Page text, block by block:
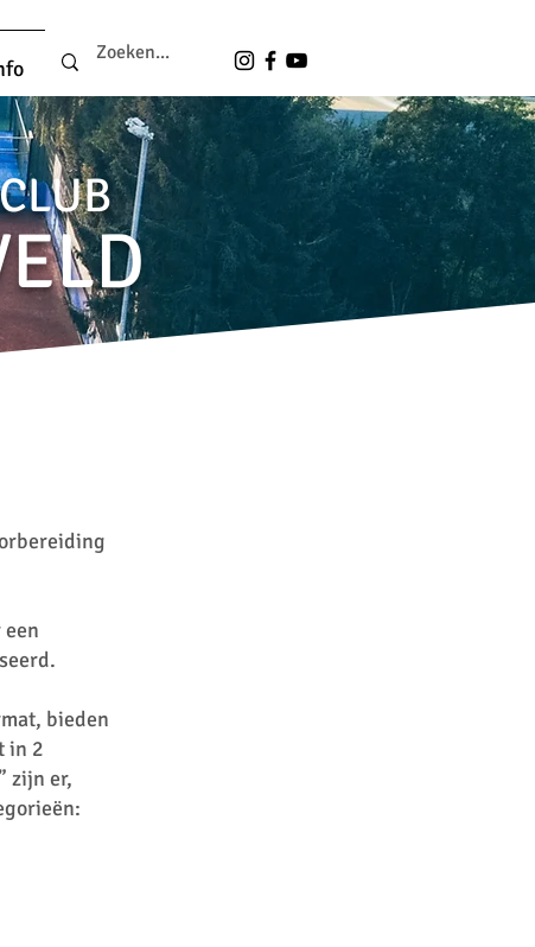
bieden
in 2
zijn er,